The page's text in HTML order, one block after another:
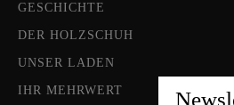
GESCHICHTE
DER HOLZSCHUH
UNSER LADEN
IHR MEHRWERT